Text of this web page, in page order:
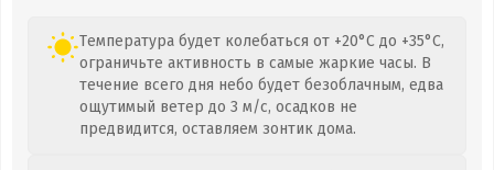
Температура будет колебаться от +20°C до +35°C,
ограничьте активность в самые жаркие часы. В
течение всего дня небо будет безоблачным, едва
ощутимый ветер до 3 м/с, осадков не
предвидится, оставляем зонтик дома.